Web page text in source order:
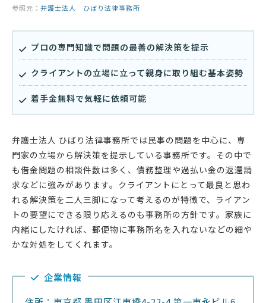
参照元： 弁護士法人 ひばり法律事務所
プロの専門知識で問題の最善の解決策を提示
クライアントの立場に立って親身に取り組む基本姿勢
着手金無料で気軽に依頼可能
弁護士法人 ひばり法律事務所では民事の問題を中心に、専
門家の立場から解決策を提示している事務所です。その中で
も借金問題の相談件数は多く、債務整理や過払い金の返還請
求などに強みがあります。クライアントにとって最良と思わ
れる解決策を二人三脚になって考えるのが特徴で、ライアン
トの要望にできる限り応えるのも事務所の方針です。家族に
内緒にしたければ、郵便物に事務所名を入れないなどの細や
かな対処をしてくれます。
企業情報